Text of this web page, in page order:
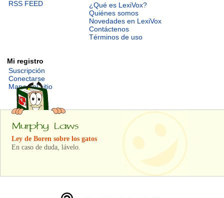
RSS FEED
¿Qué es LexiVox?
Quiénes somos
Novedades en LexiVox
Contáctenos
Términos de uso
Mi registro
Suscripción
Conectarse
Mapa del sitio
Ley de Boren sobre los gatos
En caso de duda, lávelo.